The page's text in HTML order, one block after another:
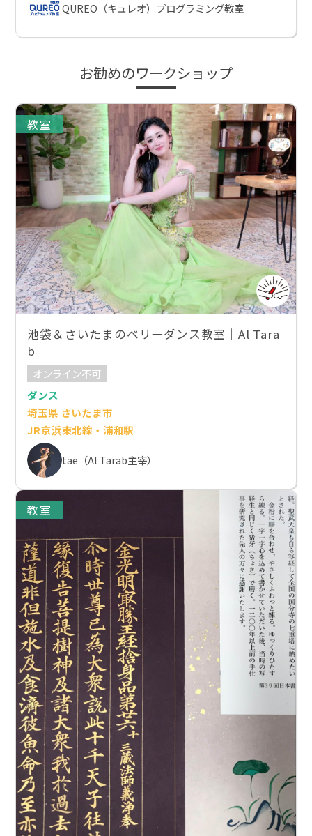
QUREO（キュレオ）プログラミング教室
お勧めのワークショップ
教室
池袋＆さいたまのベリーダンス教室｜Al Tara
b
オンライン不可
ダンス
埼玉県 さいたま市
JR京浜東北線・浦和駅
tae（Al Tarab主宰）
教室